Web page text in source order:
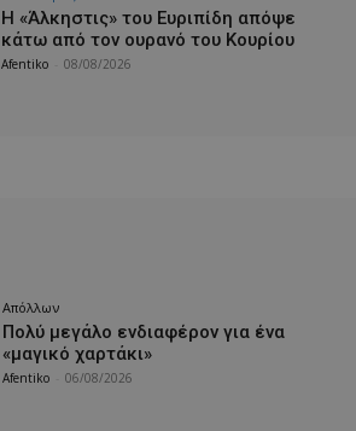
Η «Άλκηστις» του Ευριπίδη απόψε
κάτω από τον ουρανό του Κουρίου
Afentiko 08/08/2026
Απόλλων
Πολύ μεγάλο ενδιαφέρον για ένα
«μαγικό χαρτάκι»
Afentiko 06/08/2026